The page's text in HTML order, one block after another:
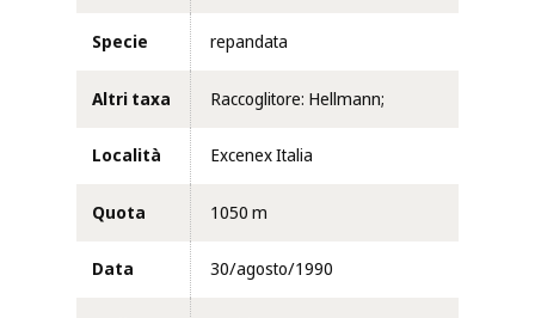
Specie repandata
Altri taxa Raccoglitore: Hellmann;
Località Excenex Italia
Quota 1050 m
Data 30/agosto/1990